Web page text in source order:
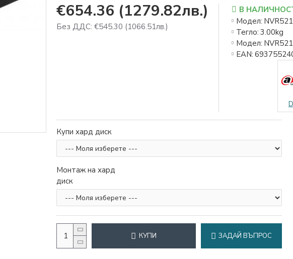
€654.36 (1279.82лв.)
Без ДДС: €545.30 (1066.51лв.)
В
Модел:
Тегло: 3.00kg
Модел:
EAN:
Купи хард диск
Монтаж на хард
диск
КУПИ ЗАДАЙ ВЪПРОС